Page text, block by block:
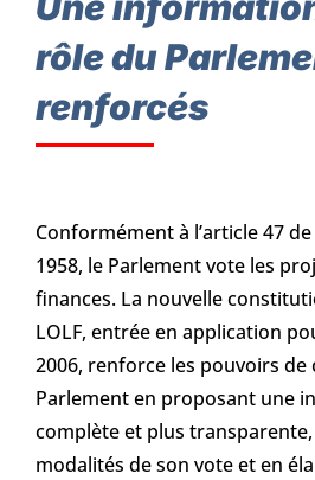
rôle du
renforcés
Conformément à l’article 47
1958, le Parlement vote les
finances. La nouvelle
LOLF, entrée en application
2006, renforce les pouvoirs
Parlement en proposant une
complète et plus
modalités de son vote et en